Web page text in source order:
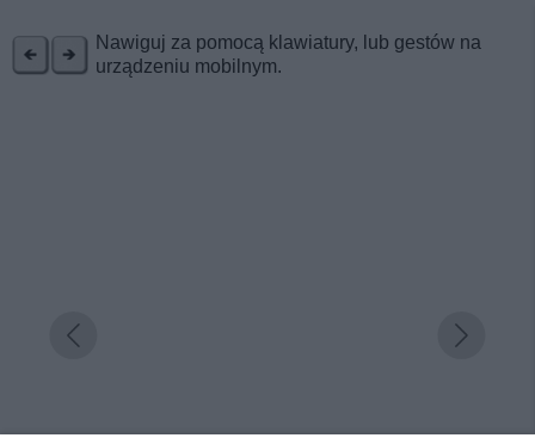
Nawiguj za pomocą klawiatury, lub gestów na
urządzeniu mobilnym.